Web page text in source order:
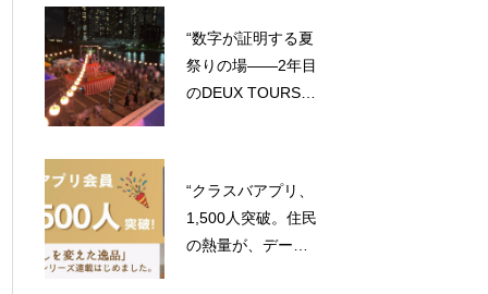
“数字が証明する夏
祭りの場——2年目
のDEUX TOURS盆
“クラスバアプリ、
1,500人突破。住民
の熱量が、データ